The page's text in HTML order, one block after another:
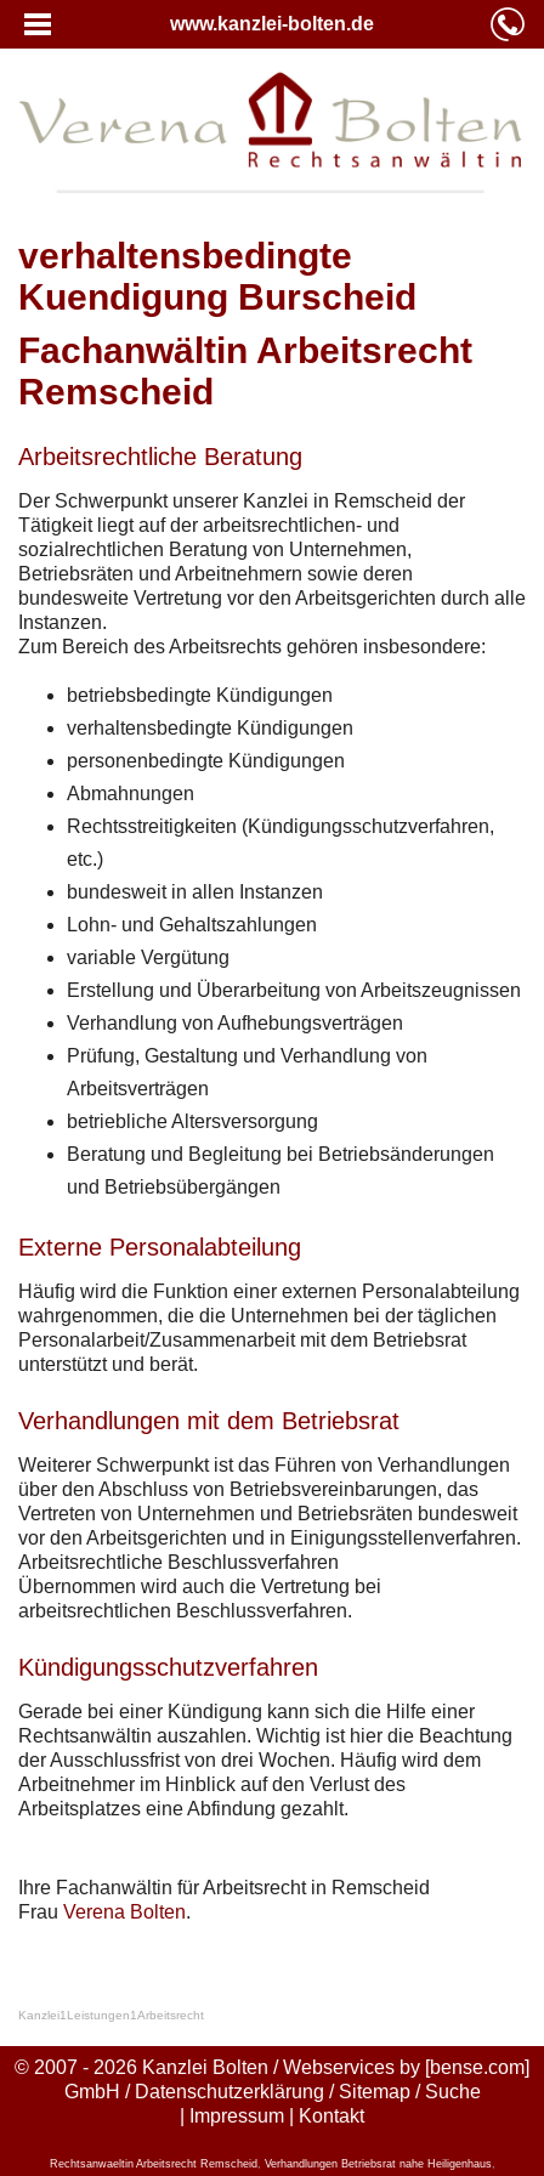
www.kanzlei-bolten.de
verhaltensbedingte
Kuendigung Burscheid
Fachanwältin Arbeitsrecht
Remscheid
Arbeitsrechtliche Beratung
Der Schwerpunkt unserer Kanzlei in Remscheid der
Tätigkeit liegt auf der arbeitsrechtlichen- und
sozialrechtlichen Beratung von Unternehmen,
Betriebsräten und Arbeitnehmern sowie deren
bundesweite Vertretung vor den Arbeitsgerichten durch alle
Instanzen.
Zum Bereich des Arbeitsrechts gehören insbesondere:
betriebsbedingte Kündigungen
verhaltensbedingte Kündigungen
personenbedingte Kündigungen
Abmahnungen
Rechtsstreitigkeiten (Kündigungsschutzverfahren,
etc.)
bundesweit in allen Instanzen
Lohn- und Gehaltszahlungen
variable Vergütung
Erstellung und Überarbeitung von Arbeitszeugnissen
Verhandlung von Aufhebungsverträgen
Prüfung, Gestaltung und Verhandlung von
Arbeitsverträgen
betriebliche Altersversorgung
Beratung und Begleitung bei Betriebsänderungen
und Betriebsübergängen
Externe Personalabteilung
Häufig wird die Funktion einer externen Personalabteilung
wahrgenommen, die die Unternehmen bei der täglichen
Personalarbeit/Zusammenarbeit mit dem Betriebsrat
unterstützt und berät.
Verhandlungen mit dem Betriebsrat
Weiterer Schwerpunkt ist das Führen von Verhandlungen
über den Abschluss von Betriebsvereinbarungen, das
Vertreten von Unternehmen und Betriebsräten bundesweit
vor den Arbeitsgerichten und in Einigungsstellenverfahren.
Arbeitsrechtliche Beschlussverfahren
Übernommen wird auch die Vertretung bei
arbeitsrechtlichen Beschlussverfahren.
Kündigungsschutzverfahren
Gerade bei einer Kündigung kann sich die Hilfe einer
Rechtsanwältin auszahlen. Wichtig ist hier die Beachtung
der Ausschlussfrist von drei Wochen. Häufig wird dem
Arbeitnehmer im Hinblick auf den Verlust des
Arbeitsplatzes eine Abfindung gezahlt.
Ihre Fachanwältin für Arbeitsrecht in Remscheid
Frau Verena Bolten.
Kanzlei1 Leistungen1Arbeitsrecht
© 2007 - 2026 Kanzlei Bolten / Webservices by [bense.com]
GmbH / Datenschutzerklärung / Sitemap/ Suche
Impressum Kontakt
Rechtsanwaeltin Arbeitsrecht Remscheid Verhandlungen Betriebsrat nahe Heiligenhaus,